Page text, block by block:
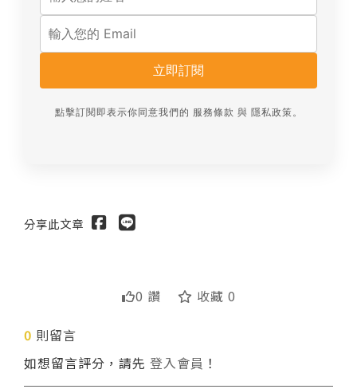
立即訂閱
點擊訂閱即表示你同意我們的 服務條款 與 隱私政策。
分享此文章
0 讚 收藏 0
0 則留言
如想留言評分，請先 登入會員 ！